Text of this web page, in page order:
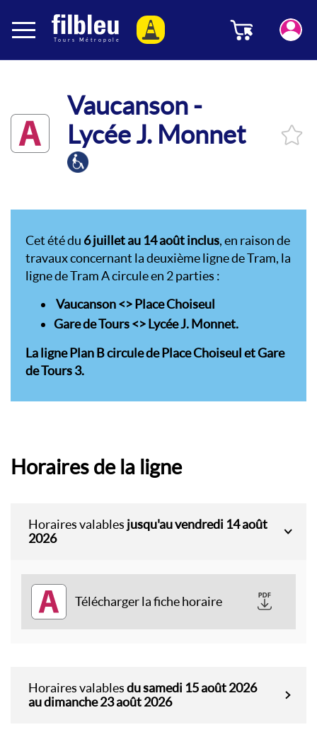
Vaucanson -
Lycée J. Monnet
Cet été du 6 juillet au 14 août inclus, en raison de
travaux concernant la deuxième ligne de Tram, la
ligne de Tram A circule en 2 parties :
Vaucanson <> Place Choiseul
Gare de Tours <> Lycée J. Monnet.
La ligne Plan B circule de Place Choiseul et Gare
de Tours 3.
Horaires de la ligne
Horaires valables jusqu'au vendredi 14 août
2026
Télécharger la fiche horaire
Horaires valablesdu samedi 15 août 2026
au dimanche 23 août 2026